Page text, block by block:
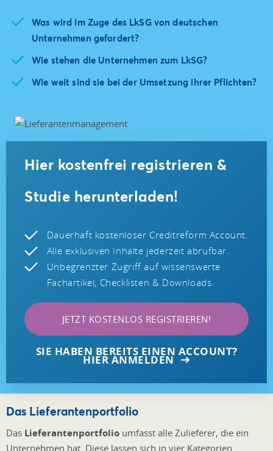
Was wird im Zuge des LkSG von deutschen
Unternehmen gefordert?
Wie stehen die Unternehmen zum LkSG?
Wie weit sind sie bei der Umsetzung ihrer Pflichten?
Hier kostenfrei registrieren &
Studie herunterladen!
Dauerhaft kostenloser Creditreform Account.
Alle exklusiven Inhalte jederzeit abrufbar.
Unbegrenzter Zugriff auf wissenswerte
Fachartikel, Checklisten & Downloads.
JETZT KOSTENLOS REGISTRIEREN!
SIE HABEN BEREITS EINEN ACCOUNT?
HIER ANMELDEN
Das Lieferantenportfolio
Das Lieferantenportfolio umfasst alle Zulieferer, die ein
Unternehmen hat. Diese lassen sich in vier Kategorien